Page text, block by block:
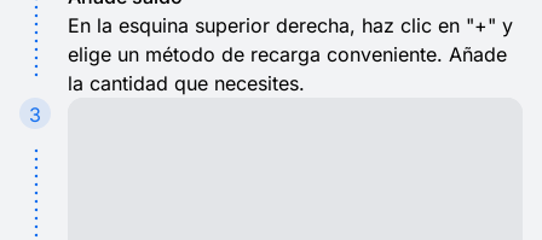
En la esquina superior derecha, haz clic en "+" y
elige un método de recarga conveniente. Añade
la cantidad que necesites.
3